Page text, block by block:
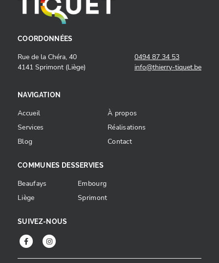
NAVIGATION
Accueil
À propos
Services
Réalisations
Blog
Contact
COMMUNES DESSERVIES
Beaufays
Embourg
Liège
Sprimont
COORDONNÉES
Rue de la Chéra, 40
4141 Sprimont (Liège)
0494 87 34 53
info@thierry-tiquet.be
SUIVEZ-NOUS